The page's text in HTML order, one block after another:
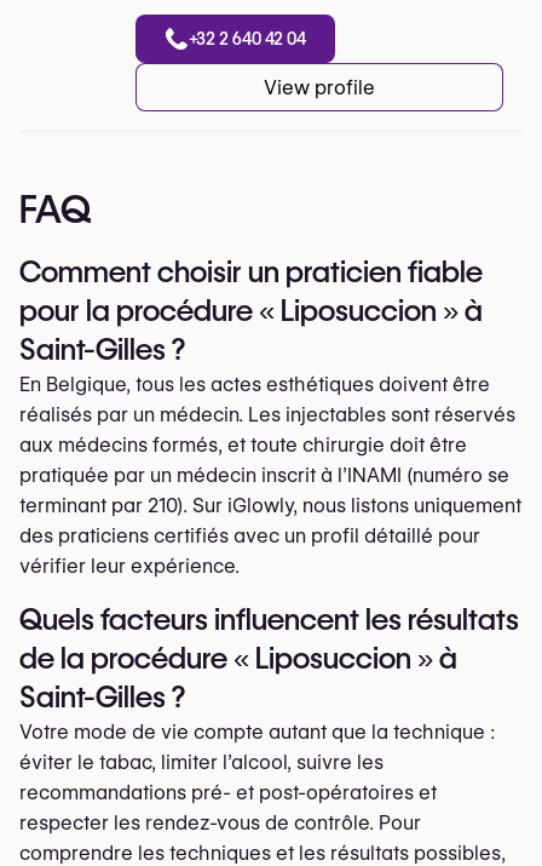
+32 2 640 42 04
View profile
FAQ
Comment choisir un praticien fiable
pour la procédure « Liposuccion » à
Saint-Gilles ?
En Belgique, tous les actes esthétiques doivent être
réalisés par un médecin. Les injectables sont réservés
aux médecins formés, et toute chirurgie doit être
pratiquée par un médecin inscrit à l’INAMI (numéro se
terminant par 210). Sur iGlowly, nous listons uniquement
des praticiens certifiés avec un profil détaillé pour
vérifier leur expérience.
Quels facteurs influencent les résultats
de la procédure « Liposuccion » à
Saint-Gilles ?
Votre mode de vie compte autant que la technique :
éviter le tabac, limiter l’alcool, suivre les
recommandations pré- et post-opératoires et
respecter les rendez-vous de contrôle. Pour
comprendre les techniques et les résultats possibles,